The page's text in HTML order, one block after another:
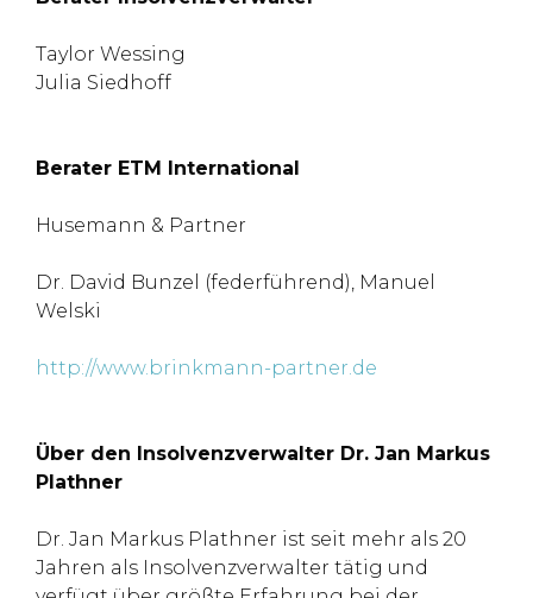
Taylor Wessing
Julia Siedhoff
Berater ETM International
Husemann & Partner
Dr. David Bunzel (federführend), Manuel
Welski
http://www.brinkmann-partner.de
Über den Insolvenzverwalter Dr. Jan Markus
Plathner
Dr. Jan Markus Plathner ist seit mehr als 20
Jahren als Insolvenzverwalter tätig und